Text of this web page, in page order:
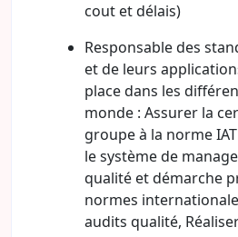
cout et délais)
Responsable des
et de leurs
place dans les
monde : Assurer la
groupe à la norme
le système de
qualité et démarche
normes
audits qualité,